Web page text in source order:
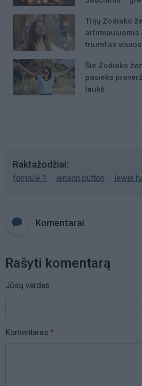
Trijų Zodiako
artimiausiomis
triumfas
Šie Zodiako
pasieks
laukė
Raktažodžiai
formulė 1 jenson button lewis
Komentarai
Rašyti komentarą
Jūsų vardas
Komentaras